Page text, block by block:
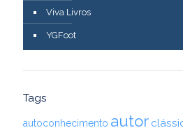
Viva Livros
YGFoot
Tags
autoconhecimento autor